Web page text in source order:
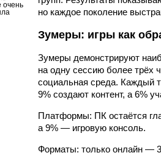
очень
но каждое поколение
Зумеры: игры как
Зумеры демонстрируют
на одну сессию более трёх
социальная среда. Каждый
9% создают контент, а 6%
Платформы: ПК остаётся
а 9% — игровую консоль.
Форматы: только онлайн —